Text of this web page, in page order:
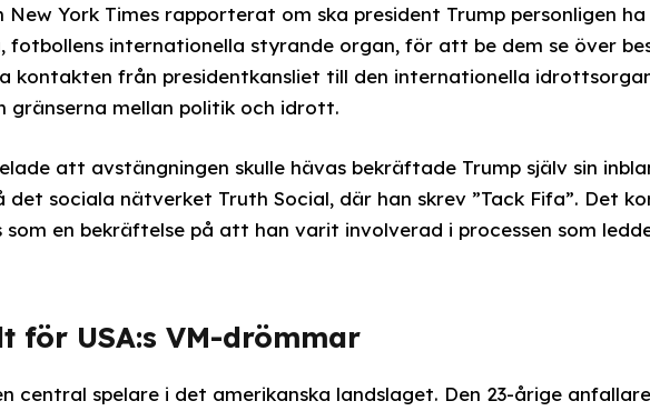
New York Times rapporterat om ska president Trump personligen
internationella styrande organ, för att be dem se över
kontakten från presidentkansliet till den internationella
gränserna mellan politik och idrott.
att avstängningen skulle hävas bekräftade Trump själv sin
sociala nätverket Truth Social, där han skrev ”Tack Fifa”. Det
en bekräftelse på att han varit involverad i processen som
för USA:s VM-drömmar
central spelare i det amerikanska landslaget. Den 23-årige